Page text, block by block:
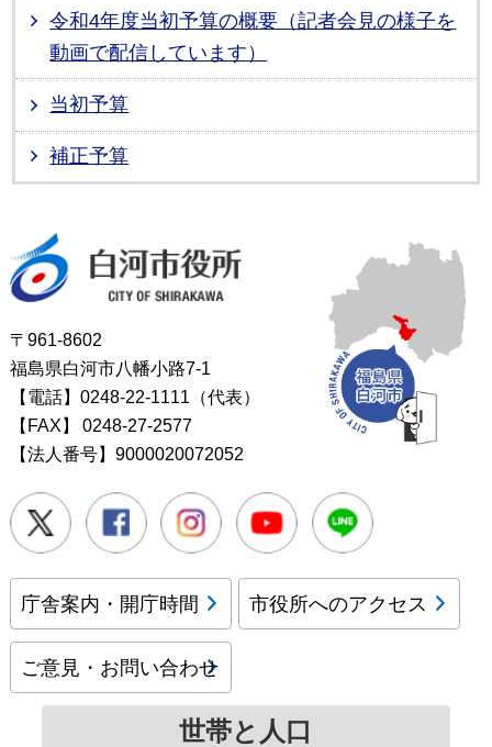
令和4年度当初予算の概要（記者会見の様子を
動画で配信しています）
当初予算
補正予算
〒961-8602
福島県白河市八幡小路7-1
【電話】0248-22-1111（代表）
【FAX】
0248-27-2577
【法人番号】9000020072052
Twitter FacebookInstagramYoutube
庁舎案内・開庁時間 市役所へのアクセス
ご意見・お問い合わせ
世帯と人口